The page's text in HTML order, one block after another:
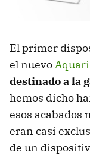
El primer
el nuevo
destinado a la
hemos dicho
esos acabados
eran casi
de un